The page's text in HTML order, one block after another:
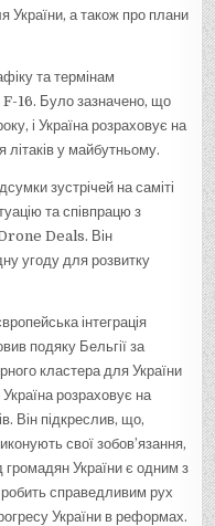
України, а також про плани
та термінам
F-16. Було зазначено, що
і Україна розраховує на
у майбутньому.
зустрічей на саміті
та співпрацю з
Deals. Він
угоду для розвитку
інтеграція
подяку Бельгії за
кластера для України
розраховує на
Він підкреслив, що,
свої зобов’язання,
громадян України є одним з
справедливим рух
України в реформах.